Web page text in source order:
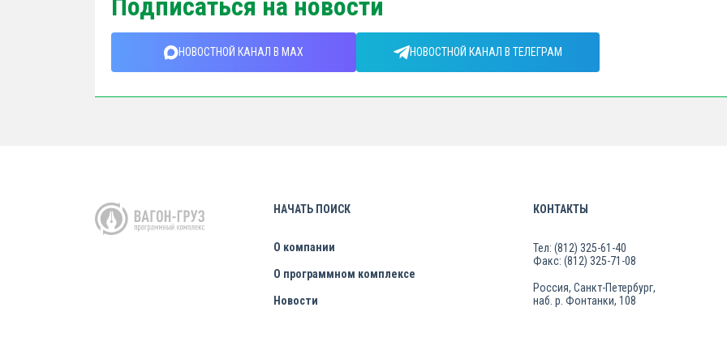
Подписаться на новости
НОВОСТНОЙ КАНАЛ В MAX НОВОСТНОЙ КАНАЛ В ТЕЛЕГРАМ
НАЧАТЬ ПОИСК
О компании
О программном комплексе
Новости
КОНТАКТЫ
Тел: (812) 325-61-40
Факс: (812) 325-71-08
Россия, Санкт-Петербург,
наб. р. Фонтанки, 108